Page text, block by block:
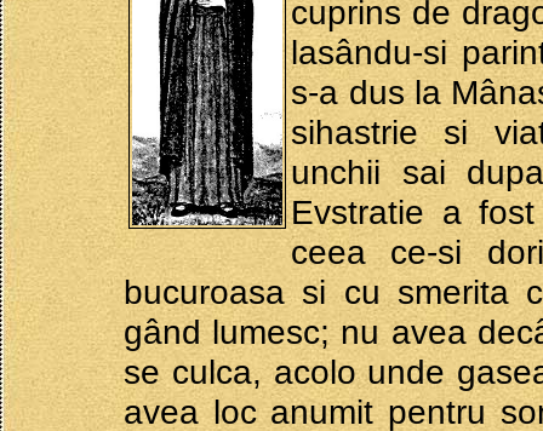
cuprins de
lasându-si
s-a dus la
sihastrie si
unchii sai
Evstratie a
ceea ce-si
bucuroasa si cu smerita
gând lumesc; nu avea
se culca, acolo unde
avea loc anumit pentru